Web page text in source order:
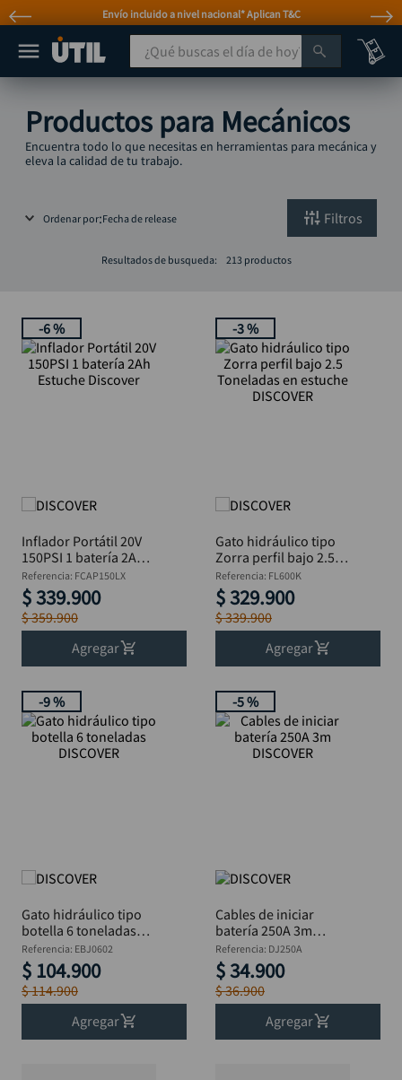
Envío incluido a nivel nacional* Aplican T&C
¿Qué buscas el día de hoy?
Productos para Mecánicos
Encuentra todo lo que necesitas en herramientas para mecánica y
eleva la calidad de tu trabajo.
Ordenar por Fecha de release Filtros
Resultados de busqueda: 213 productos
-6 %
Inflador Portátil 20V
150PSI 1 batería 2Ah
Estuche Discover
Referencia: FCAP150LX
$339.900
$359.900
Agregar
-3 %
Gato hidráulico tipo
Zorra perfil bajo 2.5
Toneladas en estuche
DISCOVER
Referencia: FL600K
$329.900
$339.900
Agregar
-9 %
Gato hidráulico tipo
botella 6 toneladas
DISCOVER
Referencia: EBJ0602
$ 104.900
$114.900
Agregar
-5 %
Cables de iniciar
batería 250A 3m
DISCOVER
Referencia: DJ250A
$34.900
$36.900
Agregar
taladro
taladros pulidoras
llave
sierra circular
broca
hidrolavadora
rueda